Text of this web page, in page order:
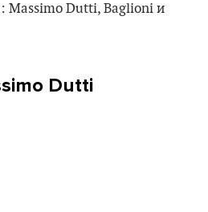
Massimo Dutti, Baglioni и
Dutti